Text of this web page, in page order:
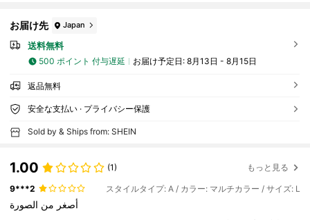
お届け先 Japan
送料無料
500 ポイント 付与遅延 お届け予定日: 8月13日 - 8月15日
返品無料
安全な支払い · プライバシー保護
Sold by & Ships from: SHEIN
1.00 (1) もっと見る
9***2 スタイルタイプ: A / カラー: マルチカラー / サイズ: L
أصغر من الصورة